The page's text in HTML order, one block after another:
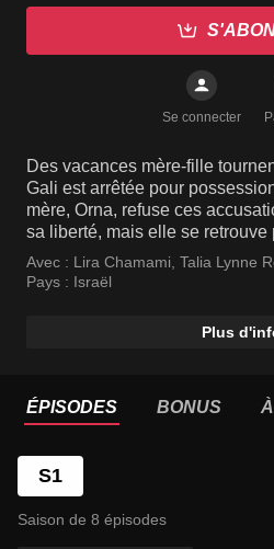
Se connecter
Des vacances mère-fille
Gali est arrêtée pour
mère, Orna, refuse ces
sa liberté, mais elle se
secrets de Gali.
Avec : Lira Chamami, Talia Lynne
Pays : Israël
Plus
ÉPISODES BONUS
S1
Saison de 8 épisodes